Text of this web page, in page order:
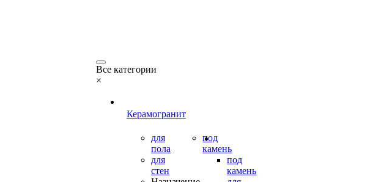
Все категории
×
Керамогранит
для
пола
для
стен
под
камень
под
камень